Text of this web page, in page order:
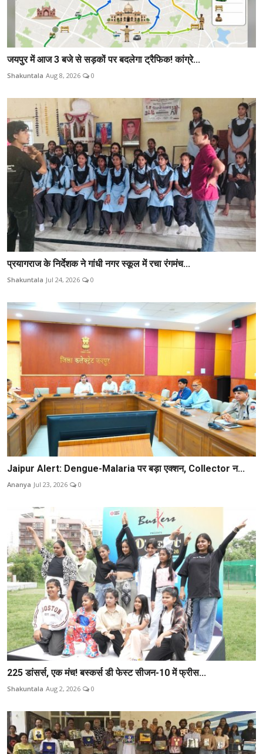
जयपुर में आज 3 बजे से सड़कों पर बदलेगा ट्रैफिक! कांग्रे...
Shakuntala Aug 8, 2026 0
प्रयागराज के निर्देशक ने गांधी नगर स्कूल में रचा रंगमंच...
Shakuntala Jul 24, 2026 0
Jaipur Alert: Dengue-Malaria पर बड़ा एक्शन, Collector न...
Ananya Jul 23, 2026 0
225 डांसर्स, एक मंच! बस्कर्स डी फेस्ट सीजन-10 में फ्रीस...
Shakuntala Aug 2, 2026 0